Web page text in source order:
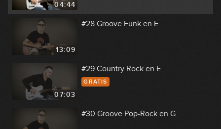
04:44
13:09
#28 Groove Funk en E
07:03
#29 Country Rock en E
GRATIS
#30 Groove Pop-Rock en G